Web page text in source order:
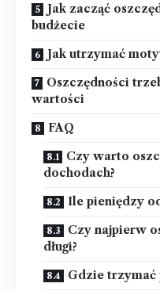
Jak zacząć
budżecie
Jak utrzymać
Oszczędności
wartości
FAQ
Czy warto
dochodach?
Ile pieniędzy
Czy najpierw
długi?
Gdzie trzymać